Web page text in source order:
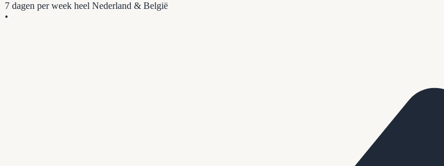
7 dagen per week heel Nederland & België
•